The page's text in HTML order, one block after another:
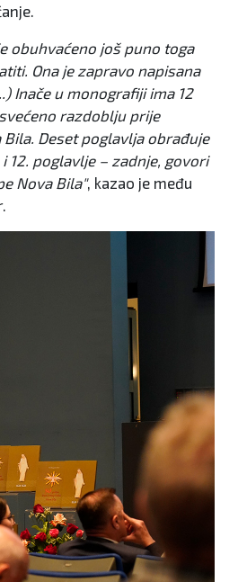
obuhvaćeno još puno toga
Ona je zapravo napisana
Inače u monografiji ima 12
razdoblju prije
Deset poglavlja obrađuje
12. poglavlje – zadnje, govori
Nova Bila", kazao je među